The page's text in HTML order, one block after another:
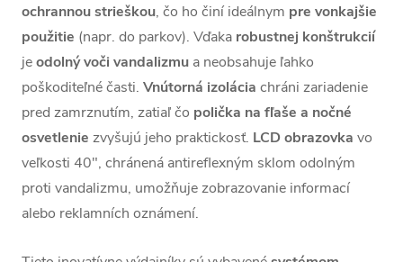
ochrannou strieškou, čo ho činí ideálnym pre vonkajšie
použitie (napr. do parkov). Vďaka robustnej konštrukcií
jeodolný voči vandalizmu a neobsahuje ľahko
poškoditeľné časti. Vnútorná izolácia chráni zariadenie
pred zamrznutím, zatiaľ čo polička na fľaše a nočné
osvetlenie zvyšujú jeho praktickosť. LCD obrazovka vo
veľkosti 40", chránená antireflexným sklom odolným
proti vandalizmu, umožňuje zobrazovanie informací
alebo reklamních oznámení.